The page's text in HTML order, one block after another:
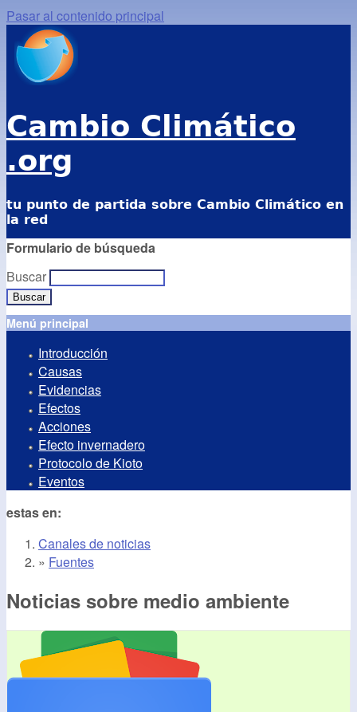
Pasar al contenido principal
Cambio Climático
.org
tu punto de partida sobre Cambio Climático en
la red
Formulario de búsqueda
Buscar
Menú principal
Introducción
Causas
Evidencias
Efectos
Acciones
Efecto invernadero
Protocolo de Kioto
Eventos
estas en:
Canales de noticias
» Fuentes
Noticias sobre medio ambiente